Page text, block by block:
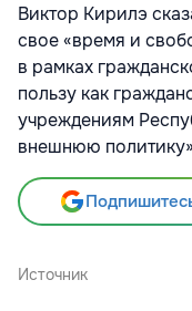
Виктор Кирилэ
свое «время и
в рамках
пользу как
учреждениям
внешнюю
Источник